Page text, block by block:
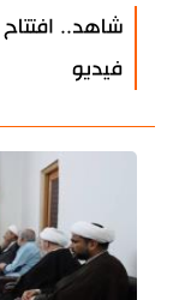
شاهد..
فيديو